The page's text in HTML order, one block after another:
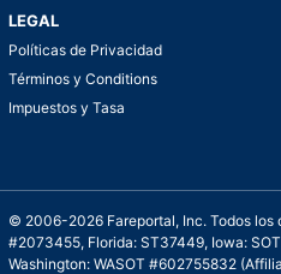
LEGAL
Políticas de Privacidad
Términos y Conditions
Impuestos y Tasa
© 2006-2026 Fareportal, Inc. Todos los
#2073455, Florida: ST37449, Iowa:
Washington: WASOT #602755832